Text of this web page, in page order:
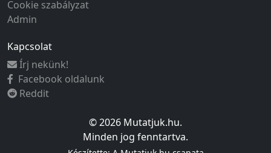
Cookie szabályzat
Admin
Kapcsolat
Írj nekünk!
Facebook oldalunk
Reddit
© 2026 Mutatjuk.hu.
Minden jog fenntartva.